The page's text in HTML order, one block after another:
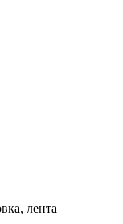
лента